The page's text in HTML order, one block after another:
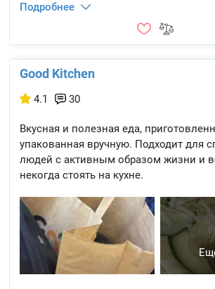
Подробнее
Good Kitchen
4.1 30
Вкусная и полезная еда,
упакованная вручную. Подходит для
людей с активным образом жизни и
некогда стоять на кухне.